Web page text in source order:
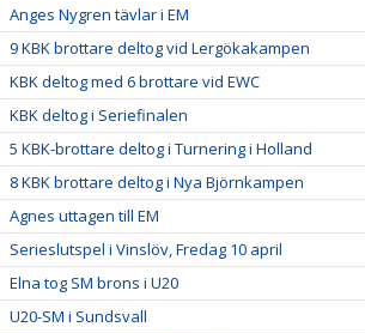
LÄNKAR
SERIEBROTTNING
Anges Nygren tävlar i EM
9 KBK brottare deltog vid Lergökakampen
KBK deltog med 6 brottare vid EWC
KBK deltog i Seriefinalen
5 KBK-brottare deltog i Turnering i Holland
8 KBK brottare deltog i Nya Björnkampen
Agnes uttagen till EM
Serieslutspel i Vinslöv, Fredag 10 april
Elna tog SM brons i U20
U20-SM i Sundsvall